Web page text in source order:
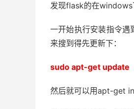
发现flask的在windows
一开始执行安装指令
来搜到得先更新下：
sudo apt-get update
然后就可以用apt-get